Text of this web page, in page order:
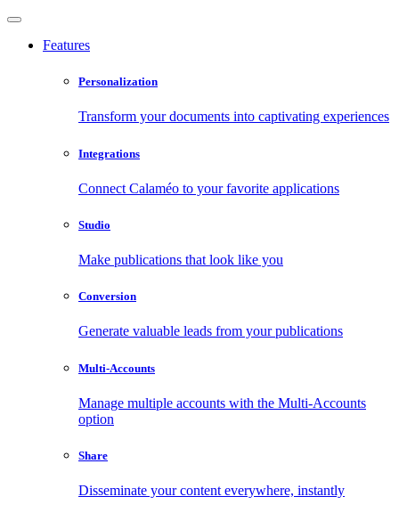
Features
Personalization
Transform your documents into captivating experiences
Integrations
Connect Calaméo to your favorite applications
Studio
Make publications that look like you
Conversion
Generate valuable leads from your publications
Multi-Accounts
Manage multiple accounts with the Multi-Accounts
option
Share
Disseminate your content everywhere, instantly